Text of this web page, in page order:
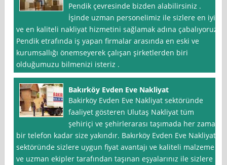
Pendik çevresinde bizden alabilirsiniz .
İşinde uzman personelimiz ile sizlere en iyi
ve en kaliteli nakliyat hizmetini sağlamak adına çabalıyoruz.
Pendik etrafında iş yapan firmalar arasında en eski ve
kurumsallığı önemseyerek çalışan şirketlerden biri
olduğumuzu bilmenizi isteriz .
Bakırköy Evden Eve Nakliyat
Bakirköy Evden Eve Nakliyat sektöründe
faaliyet gösteren Ulutaş Nakliyat tüm
şehiriçi ve şehirlerarası taşımada her zaman
bir telefon kadar size yakındır. Bakırköy Evden Eve Nakliyat
sektöründe sizlere uygun fiyat avantajı ve kaliteli malzeme
ve uzman ekipler tarafından taşınan eşyalarınız ile sizlere